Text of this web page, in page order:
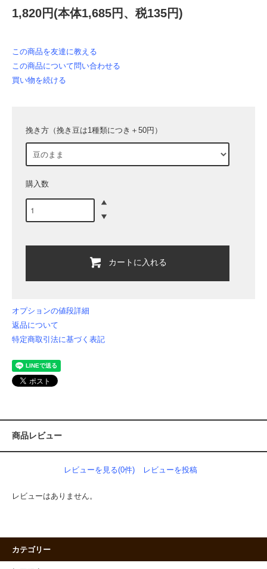
1,820円(本体1,685円、税135円)
この商品を友達に教える
この商品について問い合わせる
買い物を続ける
挽き方（挽き豆は1種類につき＋50円）
購入数
カートに入れる
オプションの値段詳細
返品について
特定商取引法に基づく表記
商品レビュー
レビューを見る(0件) レビューを投稿
レビューはありません。
カテゴリー